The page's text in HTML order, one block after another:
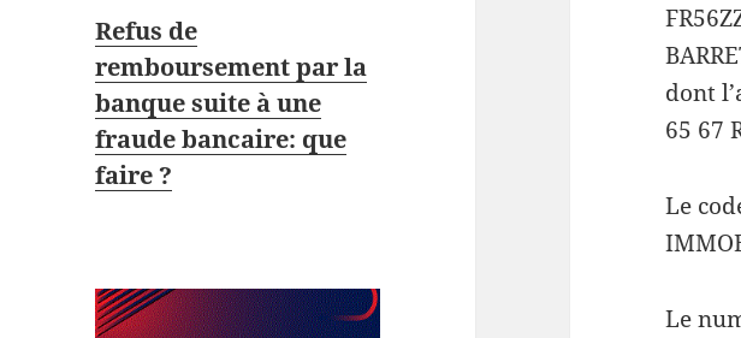
Refus de
remboursement par la
banque suite à une
fraude bancaire: que
faire ?
dont
65 67
Le
Le